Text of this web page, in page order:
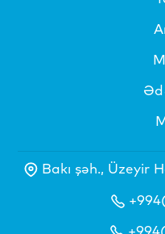
Bakı şəh., Üzeyir